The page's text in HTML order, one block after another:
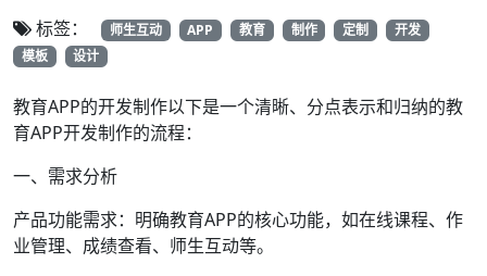
标签： 师生互动 APP 教育 制作 定制
开发
模板
设计
教育APP的开发制作以下是一个清晰、分点表示和归纳的教
育APP开发制作的流程：
一、需求分析
产品功能需求：明确教育APP的核心功能，如在线课程、作
业管理、成绩查看、师生互动等。